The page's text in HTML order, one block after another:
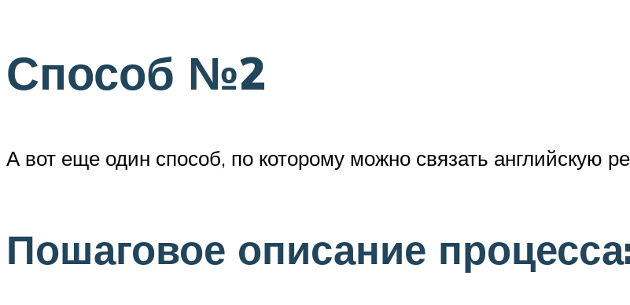
Способ №2
А вот еще один способ, по которому можно связать английскую
Пошаговое описание